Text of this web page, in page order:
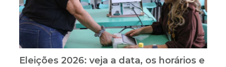
Eleições 2026: veja a data, os horários e